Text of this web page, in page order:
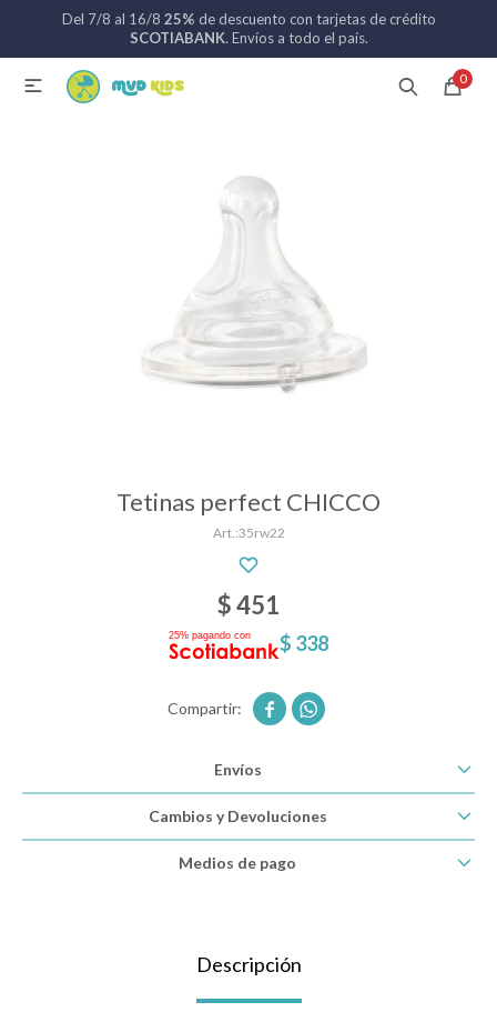
Del 7/8 al 16/8 25% de descuento con tarjetas de crédito
SCOTIABANK. Envíos a todo el país.
0

Tetinas perfect CHICCO
35rw22
$451
$ 338
 
Envíos
Cambios y Devoluciones
Medios de pago
Descripción
MI CUENTA
Catálogo Nuevos ingresos
Alimentación
Paseo y seguridad
Estimulación primera infancia
Bolsos y mochilas maternales